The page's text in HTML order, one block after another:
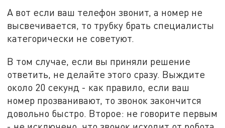
А вот если ваш телефон звонит, а номер не
высвечивается, то трубку брать специалисты
категорически не советуют.
В том случае, если вы приняли решение
ответить, не делайте этого сразу. Выждите
около 20 секунд - как правило, если ваш
номер прозванивают, то звонок закончится
довольно быстро. Второе: не говорите первым